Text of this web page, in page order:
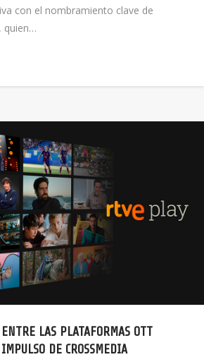
con el nombramiento clave de
quien…
LAS PLATAFORMAS OTT
DE CROSSMEDIA